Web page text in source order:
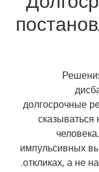
долгосрочные
импульсивных
откликах, а не